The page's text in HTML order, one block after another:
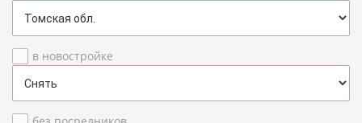
в новостройке